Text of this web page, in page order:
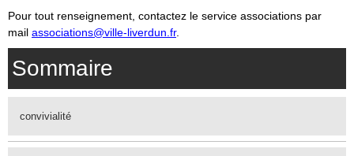
Pour tout renseignement, contactez le service associations par
mail associations@ville-liverdun.fr.
Sommaire
convivialité